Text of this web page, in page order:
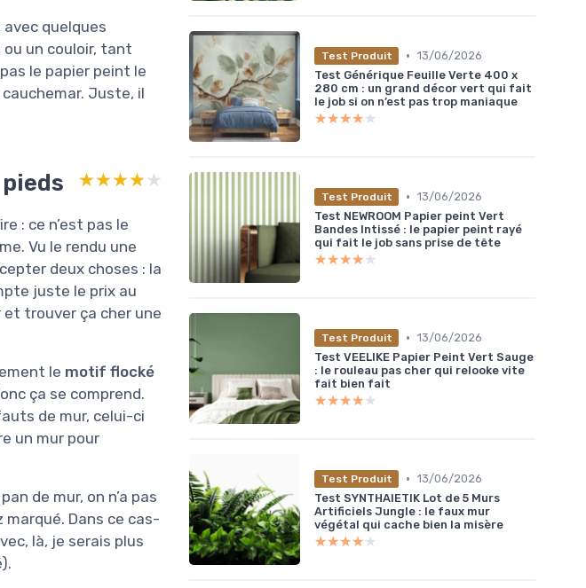
quelques
ou un couloir, tant
le papier peint le
Juste, il
★★★★★
★★★★★
: ce n’est pas le
Vu le rendu une
deux choses : la
juste le prix au
et trouver ça cher une
le motif flocké
ça se comprend.
de mur, celui-ci
un mur pour
de mur, on n’a pas
Dans ce cas-
là, je serais plus
Test Produit • 13/06/2026
Test Générique Feuille Verte 400 x
280 cm : un grand décor vert qui fait
le job si on n’est pas trop maniaque
★★★★★
★★★★★
Test Produit • 13/06/2026
Test NEWROOM Papier peint Vert
Bandes Intissé : le papier peint rayé
qui fait le job sans prise de tête
★★★★★
★★★★★
Test Produit • 13/06/2026
Test VEELIKE Papier Peint Vert Sauge
: le rouleau pas cher qui relooke vite
fait bien fait
★★★★★
★★★★★
Test Produit • 13/06/2026
Test SYNTHAIETIK Lot de 5 Murs
Artificiels Jungle : le faux mur
végétal qui cache bien la misère
★★★★★
★★★★★